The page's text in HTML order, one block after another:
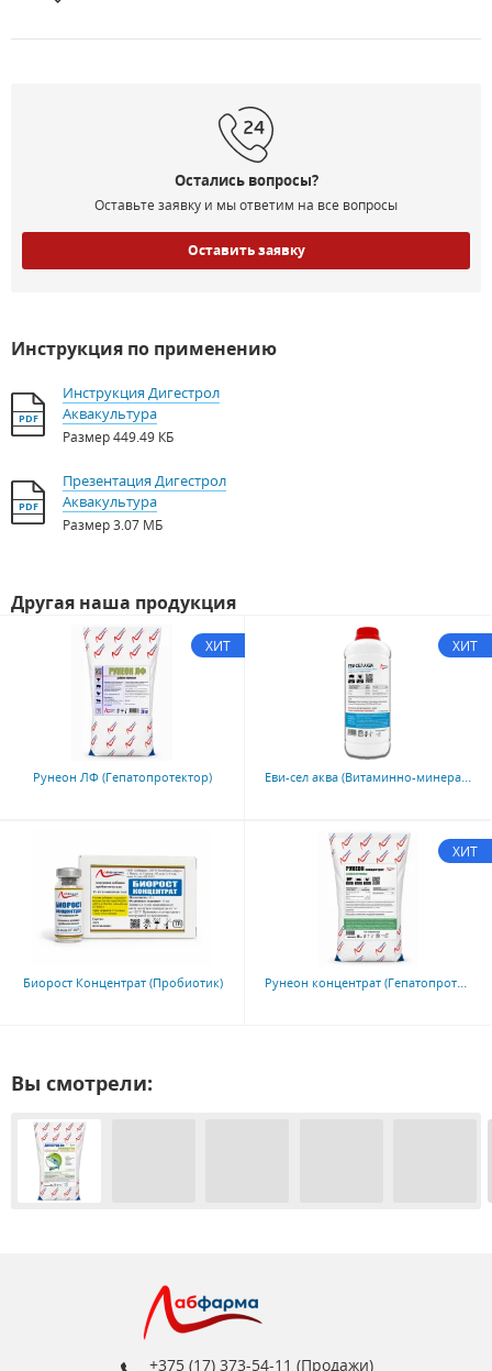
Остались вопросы?
Оставьте заявку и мы ответим на все вопросы
Оставить заявку
Инструкция по применению
PDF
Инструкция Дигестрол
Аквакультура
Размер449.49 КБ
PDF
Презентация Дигестрол
Аквакультура
Размер3.07 МБ
Другая наша продукция
ХИТ
Рунеон ЛФ (Гепатопротектор)
ХИТ
Еви-сел аква (Витаминно-минеральная добавка)
Биорост Концентрат (Пробиотик)
ХИТ
Рунеон концентрат (Гепатопротектор)
Вы смотрели:
+375 (17) 373-54-11 (Продажи)